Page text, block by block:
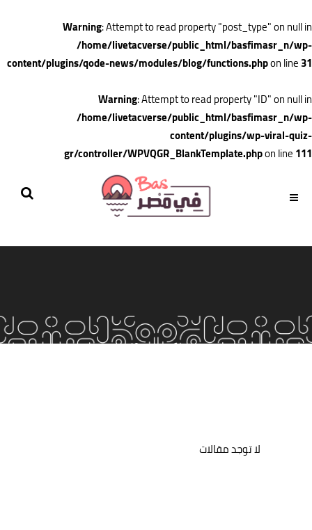
Warning: Attempt to read property "post_type" on null in
/home/livetacverse/public_html/basfimasr_n/wp-
content/plugins/qode-news/modules/blog/functions.phpon line31
Warning: Attempt to read property "ID" on null in
/home/livetacverse/public_html/basfimasr_n/wp-
content/plugins/wp-viral-quiz-
gr/controller/WPVQGR_BlankTemplate.phpon line111
لا توجد مقالات